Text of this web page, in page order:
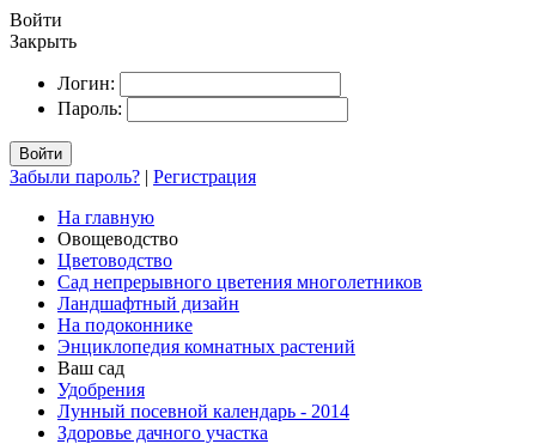
Войти
Закрыть
Логин:
Пароль:
Войти
Забыли пароль? | Регистрация
На главную
Овощеводство
Цветоводство
Сад непрерывного цветения многолетников
Ландшафтный дизайн
На подоконнике
Энциклопедия комнатных растений
Ваш сад
Удобрения
Лунный посевной календарь - 2014
Здоровье дачного участка